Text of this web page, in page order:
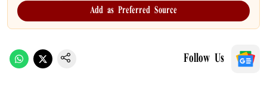
Add as Preferred Source
Follow Us